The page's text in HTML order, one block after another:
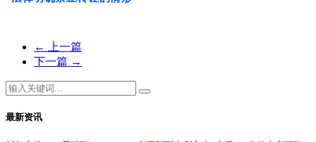
←
上一篇
下一篇 →
最新资讯